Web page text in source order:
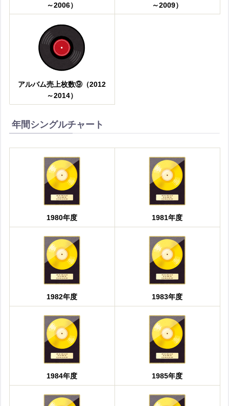
～2006）
～2009）
アルバム売上枚数⑨（2012
～2014）
年間シングルチャート
1980年度 1981年度
1982年度 1983年度
1984年度 1985年度